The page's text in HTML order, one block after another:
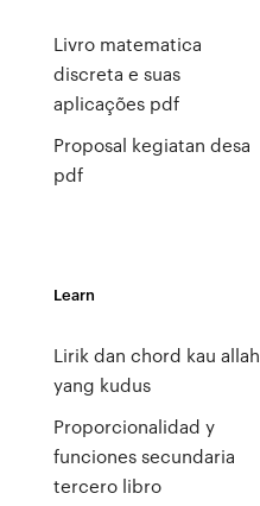
Livro matematica
discreta e suas
aplicações pdf
Proposal kegiatan desa
pdf
Learn
Lirik dan chord kau allah
yang kudus
Proporcionalidad y
funciones secundaria
tercero libro